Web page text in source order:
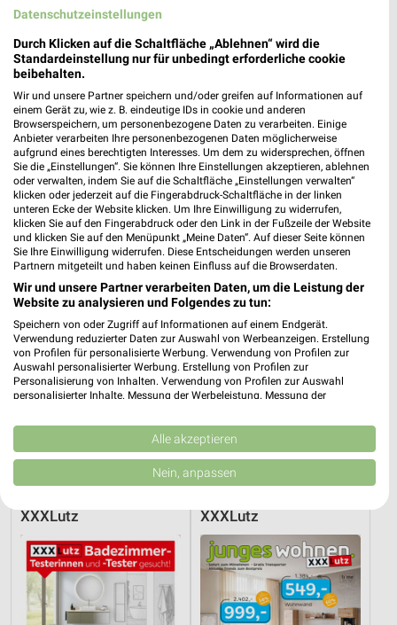
6,4 km
Angebote ab 06.08.
Gültig bis Mi. 12.08.
3,5 km
Angebote ab 03.08.
Noch morgen gültig
XXXLutz
47,7 km
Büro Spezial
XXXLutz
Wohnenpreishits
Gültig bis Fr. 14.08.
XXXLutz XXXLutz
Datenschutzeinstellungen
Durch Klicken auf die Schaltfläche „Ablehnen“ wird die
Standardeinstellung nur für unbedingt erforderliche cookie
beibehalten.
Wir und unsere Partner speichern und/oder greifen auf Informationen auf
einem Gerät zu, wie z. B. eindeutige IDs in cookie und anderen
Browserspeichern, um personenbezogene Daten zu verarbeiten. Einige
Anbieter verarbeiten Ihre personenbezogenen Daten möglicherweise
aufgrund eines berechtigten Interesses. Um dem zu widersprechen, öffnen
Sie die „Einstellungen“. Sie können Ihre Einstellungen akzeptieren, ablehnen
oder verwalten, indem Sie auf die Schaltfläche „Einstellungen verwalten“
klicken oder jederzeit auf die Fingerabdruck-Schaltfläche in der linken
unteren Ecke der Website klicken. Um Ihre Einwilligung zu widerrufen,
klicken Sie auf den Fingerabdruck oder den Link in der Fußzeile der Website
und klicken Sie auf den Menüpunkt „Meine Daten“. Auf dieser Seite können
Sie Ihre Einwilligung widerrufen. Diese Entscheidungen werden unseren
Partnern mitgeteilt und haben keinen Einfluss auf die Browserdaten.
Wir und unsere Partner verarbeiten Daten, um die Leistung der
Website zu analysieren und Folgendes zu tun:
Speichern von oder Zugriff auf Informationen auf einem Endgerät.
Verwendung reduzierter Daten zur Auswahl von Werbeanzeigen. Erstellung
von Profilen für personalisierte Werbung. Verwendung von Profilen zur
Auswahl personalisierter Werbung. Erstellung von Profilen zur
Personalisierung von Inhalten. Verwendung von Profilen zur Auswahl
personalisierter Inhalte. Messung der Werbeleistung. Messung der
Kombinationen von Daten aus verschiedenen Quellen. Entwicklung und
Verbesserung der Angebote. Verwendung reduzierter Daten zur Auswahl
von Inhalten.
Daten können außerhalb der Europäischen Union weitergegeben und in die
USA gesendet werden.
Website/App.
Partnerliste anzeigen (1 IAB-Anbieter)
Wir nutzen Ihre Daten für folgende Zwecke:
IAB-Verarbeitungszwecke:
Speichern von oder Zugriff auf Informationen
Alle akzeptieren
Nein, anpassen